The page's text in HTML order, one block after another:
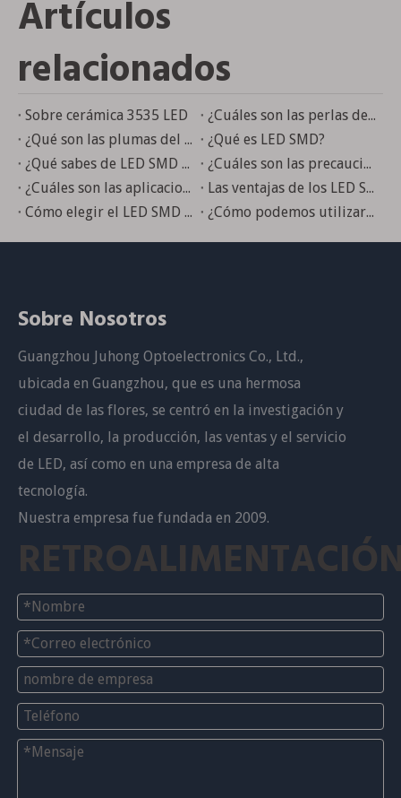
Artículos
relacionados
Sobre cerámica 3535 LED
¿Cuáles son las perlas de lámpara LED convencionales en la industria de la belleza médica?
¿Qué son las plumas del LED SMD 5050?
¿Qué es LED SMD?
¿Qué sabes de LED SMD 2835?
¿Cuáles son las precauciones para usar el LED 2835SMD?
¿Cuáles son las aplicaciones de un LED SMD?
Las ventajas de los LED SMD
Cómo elegir el LED SMD correcto
¿Cómo podemos utilizar el LED SMD?
Sobre Nosotros
Guangzhou Juhong Optoelectronics Co., Ltd.,
ubicada en Guangzhou, que es una hermosa
ciudad de las flores, se centró en la investigación y
el desarrollo, la producción, las ventas y el servicio
de LED, así como en una empresa de alta
tecnología.
Nuestra empresa fue fundada en 2009.